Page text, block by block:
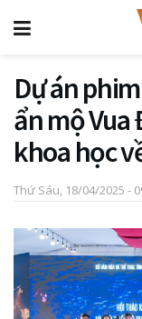
Dự án
ẩn mộ
khoa học
Thứ Sáu, 18/04/2025 -